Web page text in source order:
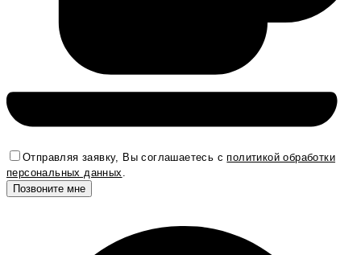
Отправляя заявку, Вы соглашаетесь сполитикой обработки
персональных данных.